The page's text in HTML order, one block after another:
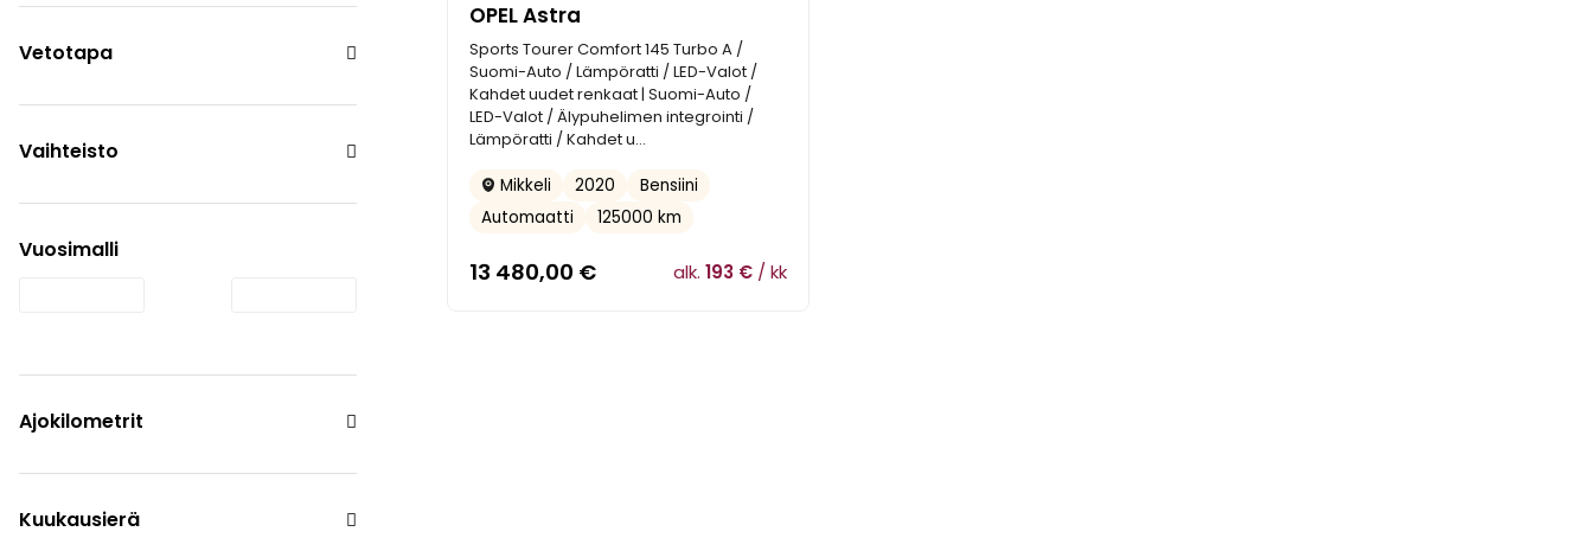
Vetotapa
Vaihteisto
Vuosimalli
Ajokilometrit
Kuukausierä
OPEL Astra
Sports Tourer Comfort 145 Turbo A /
Suomi-Auto / Lämpöratti / LED-Valot /
Kahdet uudet renkaat | Suomi-Auto /
LED-Valot / Älypuhelimen integrointi /
Lämpöratti / Kahdet u...
Mikkeli 2020
Bensiini
Automaatti
125000 km
13 480,00 € alk.193 € / kk